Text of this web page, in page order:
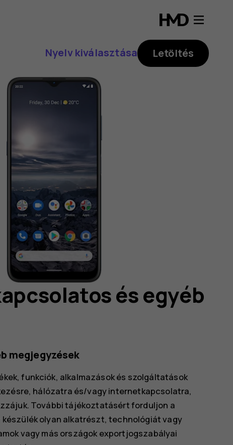
Nyelv kiválasztása Letöltés
és egyéb
megjegyzések
funkciók, alkalmazások és szolgáltatások
hálózatra és/vagy internetkapcsolatra,
További tájékoztatásért forduljon a
olyan alkatrészt, technológiát vagy
vagy más országok exportjogszabályai